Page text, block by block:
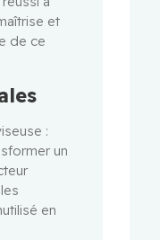
et
de ce
:
un
en